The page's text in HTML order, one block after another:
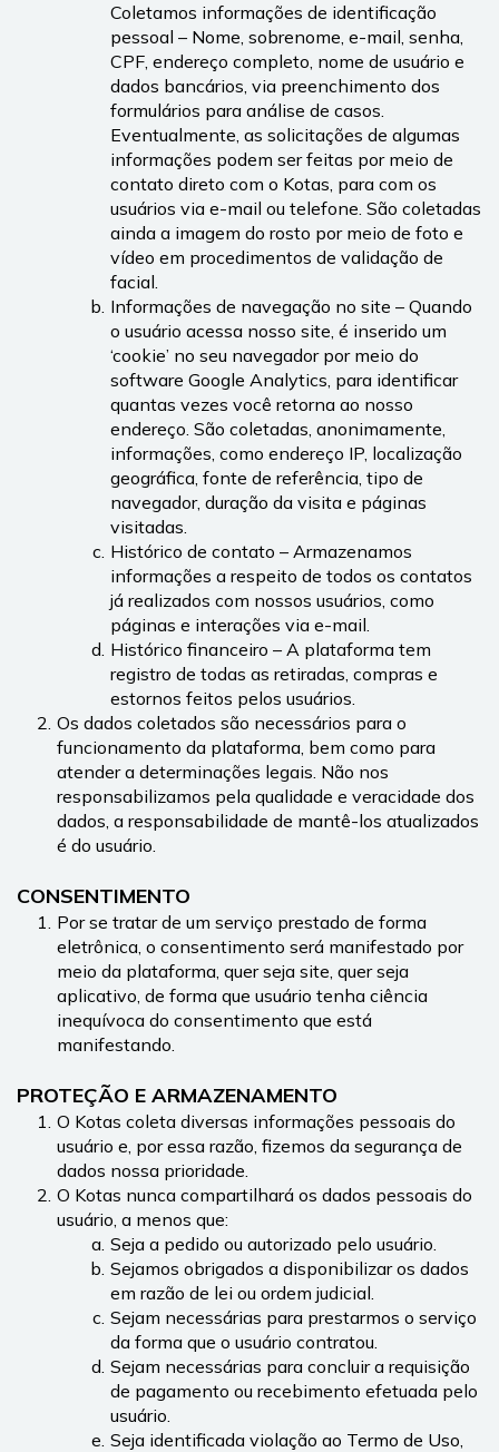
Coletamos informações de identificação
pessoal – Nome, sobrenome, e-mail, senha,
CPF, endereço completo, nome de usuário e
dados bancários, via preenchimento dos
formulários para análise de casos.
Eventualmente, as solicitações de algumas
informações podem ser feitas por meio de
contato direto com o Kotas, para com os
usuários via e-mail ou telefone. São coletadas
ainda a imagem do rosto por meio de foto e
vídeo em procedimentos de validação de
facial.
Informações de navegação no site – Quando
o usuário acessa nosso site, é inserido um
‘cookie’ no seu navegador por meio do
software Google Analytics, para identificar
quantas vezes você retorna ao nosso
endereço. São coletadas, anonimamente,
informações, como endereço IP, localização
geográfica, fonte de referência, tipo de
navegador, duração da visita e páginas
visitadas.
Histórico de contato – Armazenamos
informações a respeito de todos os contatos
já realizados com nossos usuários, como
páginas e interações via e-mail.
Histórico financeiro – A plataforma tem
registro de todas as retiradas, compras e
estornos feitos pelos usuários.
Os dados coletados são necessários para o
funcionamento da plataforma, bem como para
atender a determinações legais. Não nos
responsabilizamos pela qualidade e veracidade dos
dados, a responsabilidade de mantê-los atualizados
é do usuário.
CONSENTIMENTO
Por se tratar de um serviço prestado de forma
eletrônica, o consentimento será manifestado por
meio da plataforma, quer seja site, quer seja
aplicativo, de forma que usuário tenha ciência
inequívoca do consentimento que está
manifestando.
PROTEÇÃO E ARMAZENAMENTO
O Kotas coleta diversas informações pessoais do
usuário e, por essa razão, fizemos da segurança de
dados nossa prioridade.
O Kotas nunca compartilhará os dados pessoais do
usuário, a menos que:
Seja a pedido ou autorizado pelo usuário.
Sejamos obrigados a disponibilizar os dados
em razão de lei ou ordem judicial.
Sejam necessárias para prestarmos o serviço
da forma que o usuário contratou.
Sejam necessárias para concluir a requisição
de pagamento ou recebimento efetuada pelo
usuário.
Seja identificada violação ao Termo de Uso,